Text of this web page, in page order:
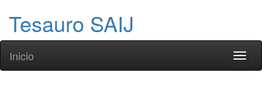
Tesauro SAIJ
Inicio